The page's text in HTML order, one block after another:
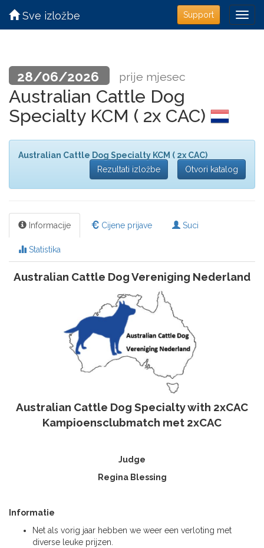
Support
Sve izložbe
28/06/2026 prije mjesec
Australian Cattle Dog
Specialty KCM ( 2x CAC)
Australian Cattle Dog Specialty KCM ( 2x CAC)
Rezultati izložbe
Otvori katalog
Informacije Cijene prijave Suci
Statistika
Australian Cattle Dog Vereniging Nederland
Australian Cattle Dog Specialty with 2xCAC
Kampioensclubmatch met 2xCAC
Judge
Regina Blessing
Informatie
Net als vorig jaar hebben we weer een verloting met
diverse leuke prijzen.